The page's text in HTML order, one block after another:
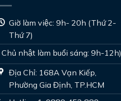
Giờ làm việc: 9h- 20h (Thứ 2-
Thứ 7)
Chủ nhật làm buổi sáng: 9h-12h)
Địa Chỉ: 168A Vạn Kiếp,
Phường Gia Định, TP.HCM